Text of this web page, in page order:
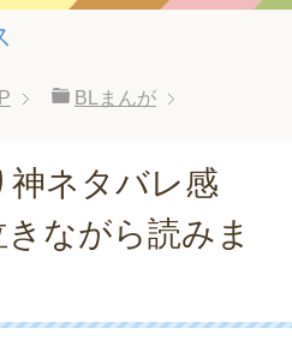
BLまんが
神ネタバレ感
ながら読みま